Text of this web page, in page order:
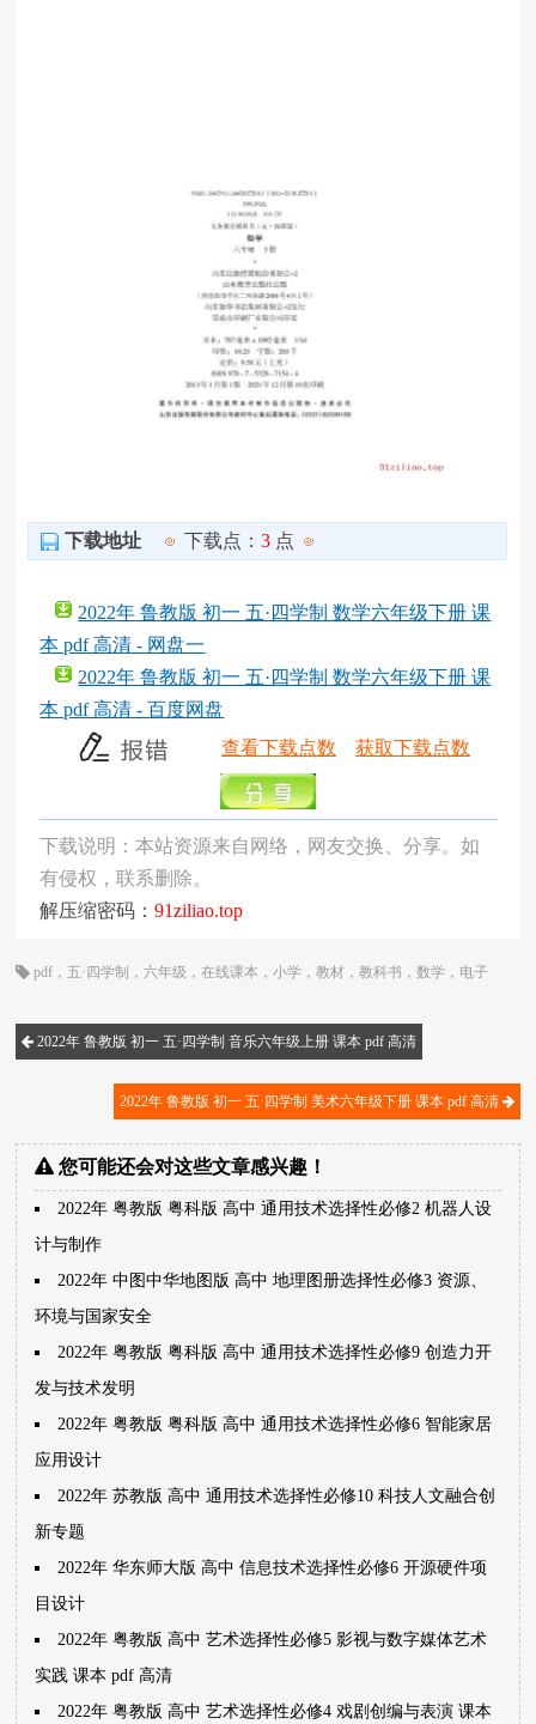
下载地址 下载点：3 点
2022年 鲁教版 初一 五·四学制 数学六年级下册 课
本 pdf 高清 - 网盘一
2022年 鲁教版 初一 五·四学制 数学六年级下册 课
本 pdf 高清 - 百度网盘
查看下载点数
获取下载点数
下载说明：本站资源来自网络，网友交换、分享。如
有侵权，联系删除。
解压缩密码：91ziliao.top
pdf ， 五·四学制 ，六年级 ，在线课本 ，小学 ，教材 ，教科书 ，数学 ， 电子
2022年 鲁教版 初一 五·四学制 音乐六年级上册 课本 pdf 高清
2022年 鲁教版 初一 五·四学制 美术六年级下册 课本 pdf 高清
您可能还会对这些文章感兴趣！
2022年 粤教版 粤科版 高中 通用技术选择性必修2 机器人设
计与制作
2022年 中图中华地图版 高中 地理图册选择性必修3 资源、
环境与国家安全
2022年 粤教版 粤科版 高中 通用技术选择性必修9 创造力开
发与技术发明
2022年 粤教版 粤科版 高中 通用技术选择性必修6 智能家居
应用设计
2022年 苏教版 高中 通用技术选择性必修10 科技人文融合创
新专题
2022年 华东师大版 高中 信息技术选择性必修6 开源硬件项
目设计
2022年 粤教版 高中 艺术选择性必修5 影视与数字媒体艺术
实践 课本 pdf 高清
2022年 粤教版 高中 艺术选择性必修4 戏剧创编与表演 课本